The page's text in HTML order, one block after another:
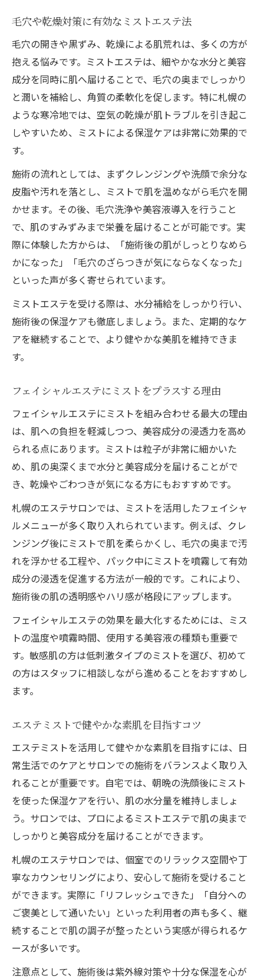
毛穴や乾燥対策に有効なミストエステ法
毛穴の開きや黒ずみ、乾燥による肌荒れは、多くの方が
抱える悩みです。ミストエステは、細やかな水分と美容
成分を同時に肌へ届けることで、毛穴の奥までしっかり
と潤いを補給し、角質の柔軟化を促します。特に札幌の
ような寒冷地では、空気の乾燥が肌トラブルを引き起こ
しやすいため、ミストによる保湿ケアは非常に効果的で
す。
施術の流れとしては、まずクレンジングや洗顔で余分な
皮脂や汚れを落とし、ミストで肌を温めながら毛穴を開
かせます。その後、毛穴洗浄や美容液導入を行うこと
で、肌のすみずみまで栄養を届けることが可能です。実
際に体験した方からは、「施術後の肌がしっとりなめら
かになった」「毛穴のざらつきが気にならなくなった」
といった声が多く寄せられています。
ミストエステを受ける際は、水分補給をしっかり行い、
施術後の保湿ケアも徹底しましょう。また、定期的なケ
アを継続することで、より健やかな美肌を維持できま
す。
フェイシャルエステにミストをプラスする理由
フェイシャルエステにミストを組み合わせる最大の理由
は、肌への負担を軽減しつつ、美容成分の浸透力を高め
られる点にあります。ミストは粒子が非常に細かいた
め、肌の奥深くまで水分と美容成分を届けることがで
き、乾燥やごわつきが気になる方にもおすすめです。
札幌のエステサロンでは、ミストを活用したフェイシャ
ルメニューが多く取り入れられています。例えば、クレ
ンジング後にミストで肌を柔らかくし、毛穴の奥まで汚
れを浮かせる工程や、パック中にミストを噴霧して有効
成分の浸透を促進する方法が一般的です。これにより、
施術後の肌の透明感やハリ感が格段にアップします。
フェイシャルエステの効果を最大化するためには、ミス
トの温度や噴霧時間、使用する美容液の種類も重要で
す。敏感肌の方は低刺激タイプのミストを選び、初めて
の方はスタッフに相談しながら進めることをおすすめし
ます。
エステミストで健やかな素肌を目指すコツ
エステミストを活用して健やかな素肌を目指すには、日
常生活でのケアとサロンでの施術をバランスよく取り入
れることが重要です。自宅では、朝晩の洗顔後にミスト
を使った保湿ケアを行い、肌の水分量を維持しましょ
う。サロンでは、プロによるミストエステで肌の奥まで
しっかりと美容成分を届けることができます。
札幌のエステサロンでは、個室でのリラックス空間や丁
寧なカウンセリングにより、安心して施術を受けること
ができます。実際に「リフレッシュできた」「自分への
ご褒美として通いたい」といった利用者の声も多く、継
続することで肌の調子が整ったという実感が得られるケ
ースが多いです。
注意点として、施術後は紫外線対策や十分な保湿を心が